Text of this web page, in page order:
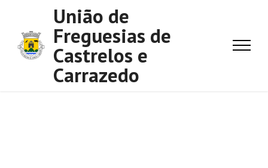
União de
Freguesias de
Castrelos e
Carrazedo